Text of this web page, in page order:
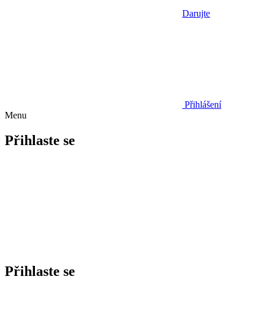
Darujte
Přihlášení
Menu
Přihlaste se
Přihlaste se